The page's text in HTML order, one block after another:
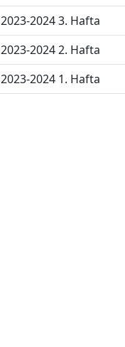
2023-2024 3. Hafta
2023-2024 2. Hafta
2023-2024 1. Hafta